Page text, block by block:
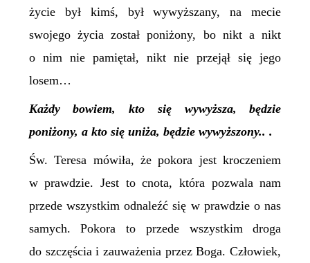
życie był kimś, był wywyższany, na mecie
swojego życia został poniżony, bo nikt a nikt
o nim nie pamiętał, nikt nie przejął się jego
losem…
Każdy bowiem, kto się wywyższa, będzie
poniżony, a kto się uniża, będzie wywyższony.. .
Św. Teresa mówiła, że pokora jest kroczeniem
w prawdzie. Jest to cnota, która pozwala nam
przede wszystkim odnaleźć się w prawdzie o nas
samych. Pokora to przede wszystkim droga
do szczęścia i zauważenia przez Boga. Człowiek,